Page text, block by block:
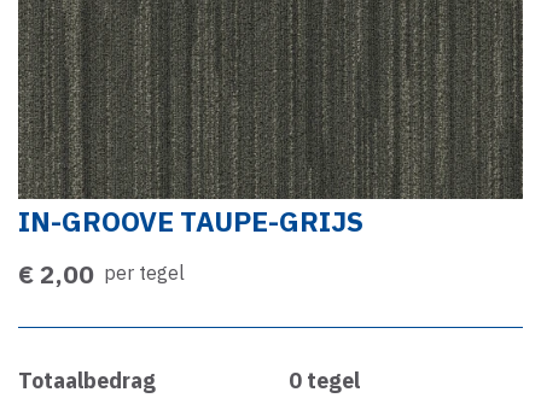
IN-GROOVE TAUPE-GRIJS
€ 2,00 per tegel
Totaalbedrag
0 tegel